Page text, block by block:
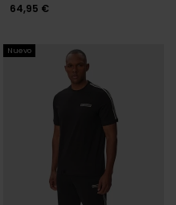
64,95 €
Nuevo